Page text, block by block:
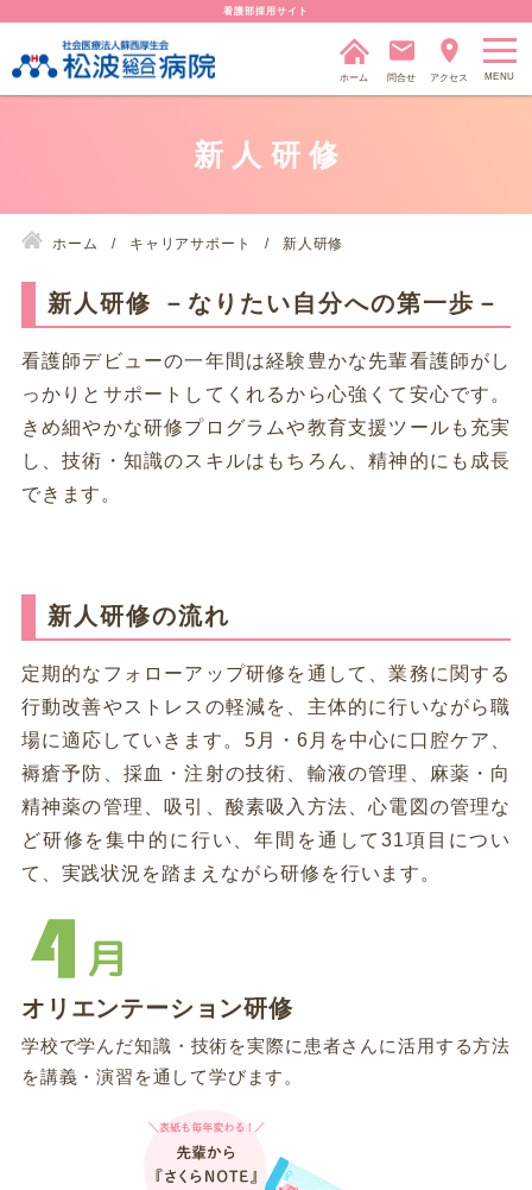
看護部採用サイト
ホーム 問合せ アクセス
新人研修
ホーム キャリアサポート 新人研修
新人研修 －なりたい自分への第一歩－
看護師デビューの一年間は経験豊かな先輩看護師がし
っかりとサポートしてくれるから心強くて安心です。
きめ細やかな研修プログラムや教育支援ツールも充実
し、技術・知識のスキルはもちろん、精神的にも成長
できます。
新人研修の流れ
定期的なフォローアップ研修を通して、業務に関する
行動改善やストレスの軽減を、主体的に行いながら職
場に適応していきます。5月・6月を中心に口腔ケア、
褥瘡予防、採血・注射の技術、輸液の管理、麻薬・向
精神薬の管理、吸引、酸素吸入方法、心電図の管理な
ど研修を集中的に行い、年間を通して31項目につい
て、実践状況を踏まえながら研修を行います。
月
オリエンテーション研修
学校で学んだ知識・技術を実際に患者さんに活用する方法
を講義・演習を通して学びます。